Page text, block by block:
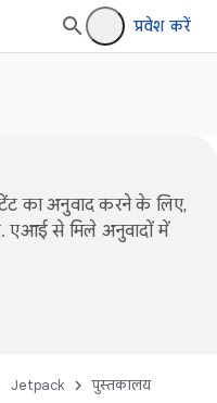
प्रवेश करें
का अनुवाद करने के लिए,
एआई से मिले अनुवादों में
Jetpack पुस्तकालय